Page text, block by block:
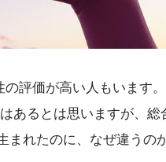
評価が高い人もいます。
るとは思いますが、総
れたのに、なぜ違う